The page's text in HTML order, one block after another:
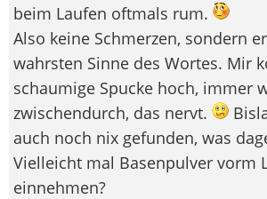
beim Laufen oftmals rum.
Also keine Schmerzen, sondern
wahrsten Sinne des Wortes. Mir
schaumige Spucke hoch, immer
zwischendurch, das nervt.
auch noch nix gefunden, was
Vielleicht mal Basenpulver vorm
einnehmen?